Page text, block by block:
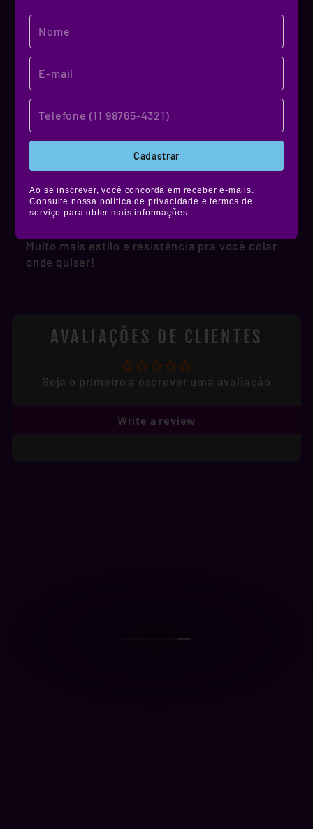
Cadastrar
Ao se inscrever, você concorda em receber e-mails.
Consulte nossa política de privacidade e termos de
serviço para obter mais informações.
MATERIAL DE QUALIDADE!
NOSSO MATERIAL
têm alta durabilidade, são resistentes à água,
não desbotam e ainda contam com película de
Muito mais estilo e resistência pra você colar
onde quiser!
AVALIAÇÕES DE CLIENTES
Seja o primeiro a escrever uma avaliação
Write a review